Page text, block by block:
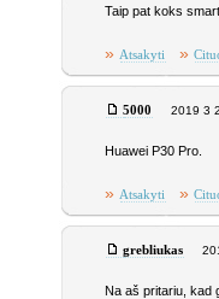
Taip pat koks
» Atsakyti »
5000 2019 3
Huawei P30 Pro.
» Atsakyti »
grebliukas
Na aš pritariu, kad